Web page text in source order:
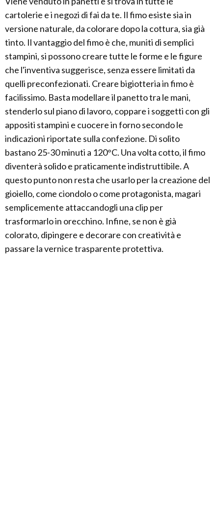
cartolerie e i negozi di fai da te. Il fimo esiste sia in
versione naturale, da colorare dopo la cottura, sia già
tinto. Il vantaggio del fimo è che, muniti di semplici
stampini, si possono creare tutte le forme e le figure
che l'inventiva suggerisce, senza essere limitati da
quelli preconfezionati. Creare bigiotteria in fimo è
facilissimo. Basta modellare il panetto tra le mani,
stenderlo sul piano di lavoro, coppare i soggetti con gli
appositi stampini e cuocere in forno secondo le
indicazioni riportate sulla confezione. Di solito
bastano 25-30 minuti a 120°C. Una volta cotto, il fimo
diventerà solido e praticamente indistruttibile. A
questo punto non resta che usarlo per la creazione del
gioiello, come ciondolo o come protagonista, magari
semplicemente attaccandogli una clip per
trasformarlo in orecchino. Infine, se non è già
colorato, dipingere e decorare con creatività e
passare la vernice trasparente protettiva.